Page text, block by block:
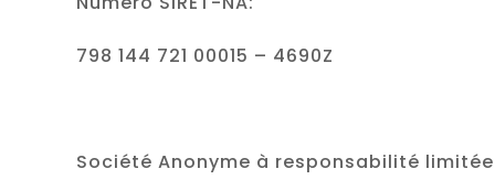
798 144 721 00015 – 4690Z
Société Anonyme à responsabilité limitée